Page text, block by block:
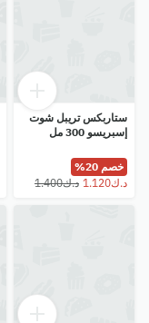
ستاربكس تريبل شوت
إسبريسو 300 مل
خصم 20%